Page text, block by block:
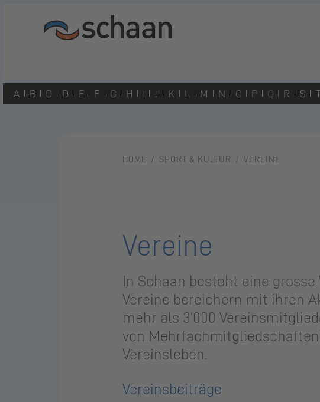
A B C D E F G H I J K L M N O P Q R S
HOME SPORT & KULTUR VEREINE
Vereine
In Scha­an be­steht eine
Vereine be­rei­chern mit ihren
mehr als 3'000
von
Ver­eins­le­ben.
Vereinsbeiträge